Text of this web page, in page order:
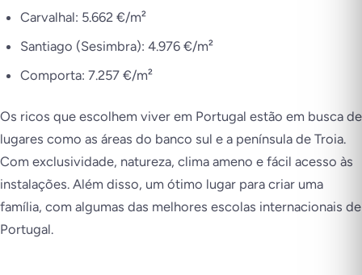
Carvalhal: 5.662 €/m²
Santiago (Sesimbra): 4.976 €/m²
Comporta: 7.257 €/m²
Os ricos que escolhem viver em Portugal estão em busca de
lugares como as áreas do banco sul e a península de Troia.
Com exclusividade, natureza, clima ameno e fácil acesso às
instalações. Além disso, um ótimo lugar para criar uma
família, com algumas das melhores escolas internacionais de
Portugal.